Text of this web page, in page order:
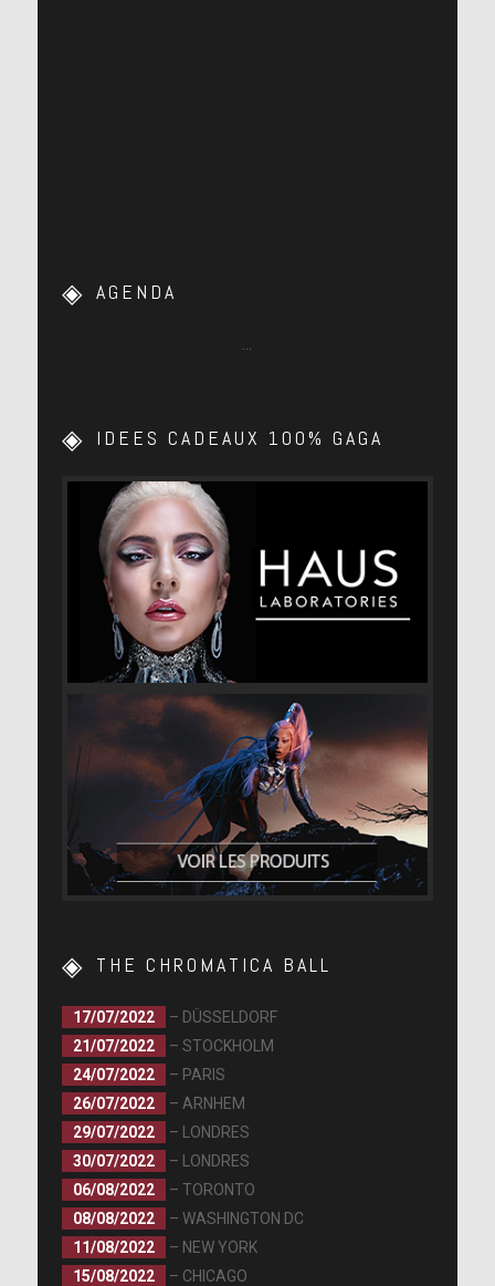
AGENDA
IDEES CADEAUX 100% GAGA
THE CHROMATICA BALL
17/07/2022
– DÜSSELDORF
21/07/2022
– STOCKHOLM
24/07/2022
– PARIS
26/07/2022
– ARNHEM
29/07/2022
– LONDRES
30/07/2022
– LONDRES
06/08/2022
– TORONTO
08/08/2022
– WASHINGTON DC
11/08/2022
– NEW YORK
15/08/2022
– CHICAGO